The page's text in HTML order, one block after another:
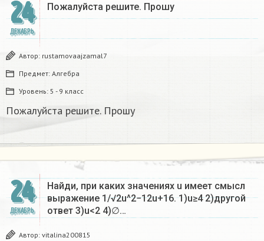
24
ДЕКАБРЬ
Пожалуйста решите. Прошу
Автор: rustamovaajzamal7
Предмет: Алгебра
Уровень: 5 - 9 класс
Пожалуйста решите. Прошу
24
ДЕКАБРЬ
Найди, при каких значениях u имеет смысл
выражение 1/√2u^2−12u+16. 1)u≥4 2)другой
ответ 3)u<2 4)∅…
Автор: vitalina200815